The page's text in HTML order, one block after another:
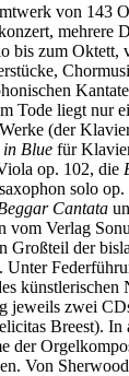
von 143
mehrere
bis zum Oktett,
Tode liegt nur
(der
in Blue für
op. 102, die
solo op.
Cantata
vom Verlag
Großteil der
künstlerischen
jeweils zwei
Breest). In
der
Von